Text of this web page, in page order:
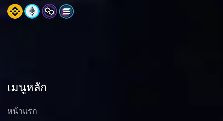
เมนูหลัก
หน้าแรก